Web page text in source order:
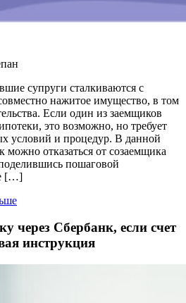
супруги сталкиваются с
нажитое имущество, в том
Если один из заемщиков
это возможно, но требует
условий и процедур. В данной
можно отказаться от созаемщика
пошаговой
[…]
через Сбербанк, если счет
инструкция